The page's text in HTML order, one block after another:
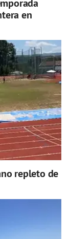
en
repleto de